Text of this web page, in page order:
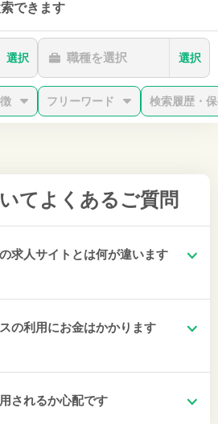
できます
選択 職種を選択 選択
フリーワード 検索履歴・
て よくあるご質問
求人サイトとは何が違います
の利用にお金はかかります
されるか心配です